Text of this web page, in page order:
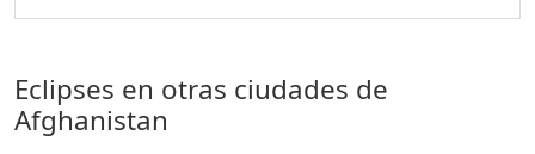
Eclipses en otras ciudades de
Afghanistan